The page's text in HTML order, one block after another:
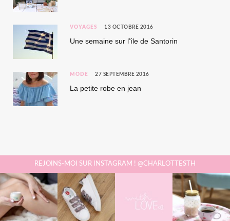
VOYAGES 13 OCTOBRE 2016
Une semaine sur l’île de Santorin
MODE 27 SEPTEMBRE 2016
La petite robe en jean
REJOINS-MOI SUR INSTAGRAM ! @CHARLOTTESTH